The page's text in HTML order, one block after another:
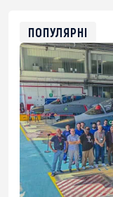
ПОПУЛЯРНІ